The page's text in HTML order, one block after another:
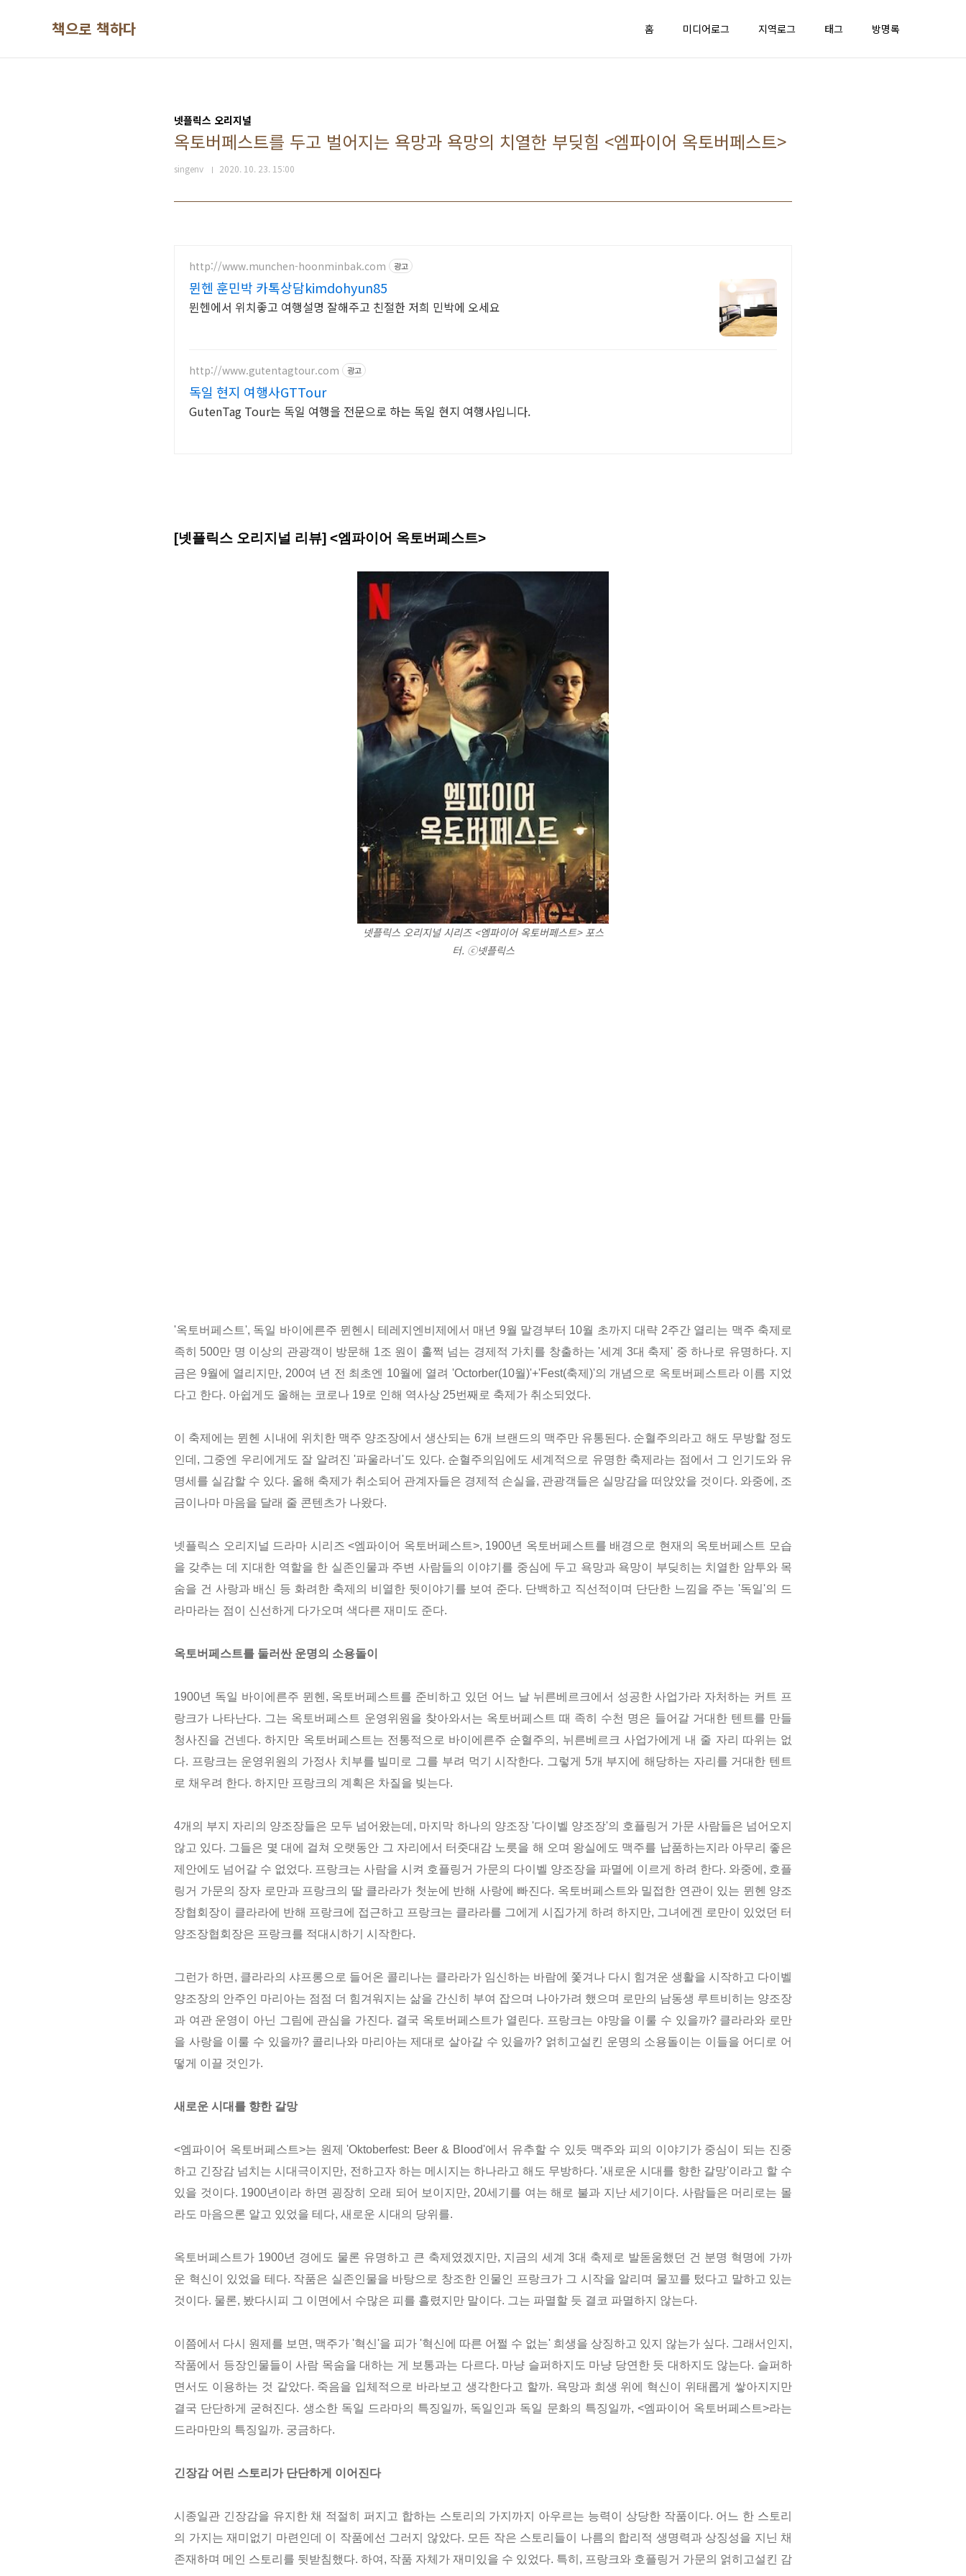
책으로 책하다 홈 미디어로그 지역로그 태그 방명록
넷플릭스 오리지널
옥토버페스트를 두고 벌어지는 욕망과 욕망의 치열한 부딪힘 <엠파이어 옥토버페스트>
singenv 2020. 10. 23. 15:00
http://www.munchen-hoonminbak.com 광고
뮌헨 훈민박 카톡상담kimdohyun85
뮌헨에서 위치좋고 여행설명 잘해주고 친절한 저희 민박에 오세요
http://www.gutentagtour.com 광고
독일 현지 여행사GTTour
GutenTag Tour는 독일 여행을 전문으로 하는 독일 현지 여행사입니다.
[넷플릭스 오리지널 리뷰] <엠파이어 옥토버페스트>
넷플릭스 오리지널 시리즈 <엠파이어 옥토버페스트> 포스
터. ⓒ넷플릭스
'옥토버페스트', 독일 바이에른주 뮌헨시 테레지엔비제에서 매년 9월 말경부터 10월 초까지 대략 2주간 열리는 맥주 축제로
족히 500만 명 이상의 관광객이 방문해 1조 원이 훌쩍 넘는 경제적 가치를 창출하는 '세계 3대 축제' 중 하나로 유명하다. 지
금은 9월에 열리지만, 200여 년 전 최초엔 10월에 열려 'Octorber(10월)'+'Fest(축제)'의 개념으로 옥토버페스트라 이름 지었
다고 한다. 아쉽게도 올해는 코로나 19로 인해 역사상 25번째로 축제가 취소되었다.
이 축제에는 뮌헨 시내에 위치한 맥주 양조장에서 생산되는 6개 브랜드의 맥주만 유통된다. 순혈주의라고 해도 무방할 정도
인데, 그중엔 우리에게도 잘 알려진 '파울라너'도 있다. 순혈주의임에도 세계적으로 유명한 축제라는 점에서 그 인기도와 유
명세를 실감할 수 있다. 올해 축제가 취소되어 관계자들은 경제적 손실을, 관광객들은 실망감을 떠앉았을 것이다. 와중에, 조
금이나마 마음을 달래 줄 콘텐츠가 나왔다.
넷플릭스 오리지널 드라마 시리즈 <엠파이어 옥토버페스트>, 1900년 옥토버페스트를 배경으로 현재의 옥토버페스트 모습
을 갖추는 데 지대한 역할을 한 실존인물과 주변 사람들의 이야기를 중심에 두고 욕망과 욕망이 부딪히는 치열한 암투와 목
숨을 건 사랑과 배신 등 화려한 축제의 비열한 뒷이야기를 보여 준다. 단백하고 직선적이며 단단한 느낌을 주는 '독일'의 드
라마라는 점이 신선하게 다가오며 색다른 재미도 준다.
옥토버페스트를 둘러싼 운명의 소용돌이
1900년 독일 바이에른주 뮌헨, 옥토버페스트를 준비하고 있던 어느 날 뉘른베르크에서 성공한 사업가라 자처하는 커트 프
랑크가 나타난다. 그는 옥토버페스트 운영위원을 찾아와서는 옥토버페스트 때 족히 수천 명은 들어갈 거대한 텐트를 만들
청사진을 건넨다. 하지만 옥토버페스트는 전통적으로 바이에른주 순혈주의, 뉘른베르크 사업가에게 내 줄 자리 따위는 없
다. 프랑크는 운영위원의 가정사 치부를 빌미로 그를 부려 먹기 시작한다. 그렇게 5개 부지에 해당하는 자리를 거대한 텐트
로 채우려 한다. 하지만 프랑크의 계획은 차질을 빚는다.
4개의 부지 자리의 양조장들은 모두 넘어왔는데, 마지막 하나의 양조장 '다이벨 양조장'의 호플링거 가문 사람들은 넘어오지
않고 있다. 그들은 몇 대에 걸쳐 오랫동안 그 자리에서 터줏대감 노릇을 해 오며 왕실에도 맥주를 납품하는지라 아무리 좋은
제안에도 넘어갈 수 없었다. 프랑크는 사람을 시켜 호플링거 가문의 다이벨 양조장을 파멸에 이르게 하려 한다. 와중에, 호플
링거 가문의 장자 로만과 프랑크의 딸 클라라가 첫눈에 반해 사랑에 빠진다. 옥토버페스트와 밀접한 연관이 있는 뮌헨 양조
장협회장이 클라라에 반해 프랑크에 접근하고 프랑크는 클라라를 그에게 시집가게 하려 하지만, 그녀에겐 로만이 있었던 터
양조장협회장은 프랑크를 적대시하기 시작한다.
그런가 하면, 클라라의 샤프롱으로 들어온 콜리나는 클라라가 임신하는 바람에 쫓겨나 다시 힘겨운 생활을 시작하고 다이벨
양조장의 안주인 마리아는 점점 더 힘겨워지는 삶을 간신히 부여 잡으며 나아가려 했으며 로만의 남동생 루트비히는 양조장
과 여관 운영이 아닌 그림에 관심을 가진다. 결국 옥토버페스트가 열린다. 프랑크는 야망을 이룰 수 있을까? 클라라와 로만
을 사랑을 이룰 수 있을까? 콜리나와 마리아는 제대로 살아갈 수 있을까? 얽히고설킨 운명의 소용돌이는 이들을 어디로 어
떻게 이끌 것인가.
새로운 시대를 향한 갈망
<엠파이어 옥토버페스트>는 원제 'Oktoberfest: Beer & Blood'에서 유추할 수 있듯 맥주와 피의 이야기가 중심이 되는 진중
하고 긴장감 넘치는 시대극이지만, 전하고자 하는 메시지는 하나라고 해도 무방하다. '새로운 시대를 향한 갈망'이라고 할 수
있을 것이다. 1900년이라 하면 굉장히 오래 되어 보이지만, 20세기를 여는 해로 불과 지난 세기이다. 사람들은 머리로는 몰
라도 마음으론 알고 있었을 테다, 새로운 시대의 당위를.
옥토버페스트가 1900년 경에도 물론 유명하고 큰 축제였겠지만, 지금의 세계 3대 축제로 발돋움했던 건 분명 혁명에 가까
운 혁신이 있었을 테다. 작품은 실존인물을 바탕으로 창조한 인물인 프랑크가 그 시작을 알리며 물꼬를 텄다고 말하고 있는
것이다. 물론, 봤다시피 그 이면에서 수많은 피를 흘렸지만 말이다. 그는 파멸할 듯 결코 파멸하지 않는다.
이쯤에서 다시 원제를 보면, 맥주가 '혁신'을 피가 '혁신에 따른 어쩔 수 없는' 희생을 상징하고 있지 않는가 싶다. 그래서인지,
작품에서 등장인물들이 사람 목숨을 대하는 게 보통과는 다르다. 마냥 슬퍼하지도 마냥 당연한 듯 대하지도 않는다. 슬퍼하
면서도 이용하는 것 같았다. 죽음을 입체적으로 바라보고 생각한다고 할까. 욕망과 희생 위에 혁신이 위태롭게 쌓아지지만
결국 단단하게 굳혀진다. 생소한 독일 드라마의 특징일까, 독일인과 독일 문화의 특징일까, <엠파이어 옥토버페스트>라는
드라마만의 특징일까. 궁금하다.
긴장감 어린 스토리가 단단하게 이어진다
시종일관 긴장감을 유지한 채 적절히 퍼지고 합하는 스토리의 가지까지 아우르는 능력이 상당한 작품이다. 어느 한 스토리
의 가지는 재미없기 마련인데 이 작품에선 그러지 않았다. 모든 작은 스토리들이 나름의 합리적 생명력과 상징성을 지닌 채
존재하며 메인 스토리를 뒷받침했다. 하여, 작품 자체가 재미있을 수 있었다. 특히, 프랑크와 호플링거 가문의 얽히고설킨 감